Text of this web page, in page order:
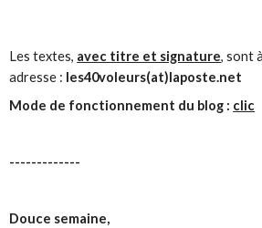
Les textes, avec titre et signature, sont
adresse : les40voleurs(at)laposte.net
Mode de fonctionnement du blog : clic
-------------
Douce semaine,